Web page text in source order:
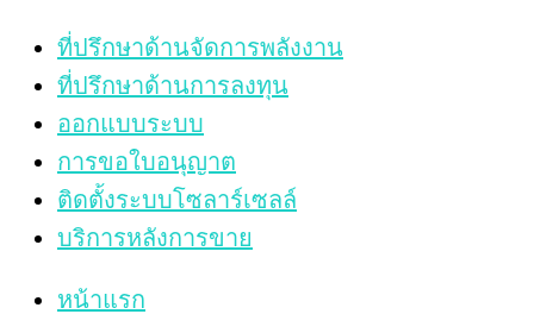
ที่ปรึกษาด้านจัดการพลังงาน
ที่ปรึกษาด้านการลงทุน
ออกแบบระบบ
การขอใบอนุญาต
ติดตั้งระบบโซลาร์เซลล์
บริการหลังการขาย
หน้าแรก